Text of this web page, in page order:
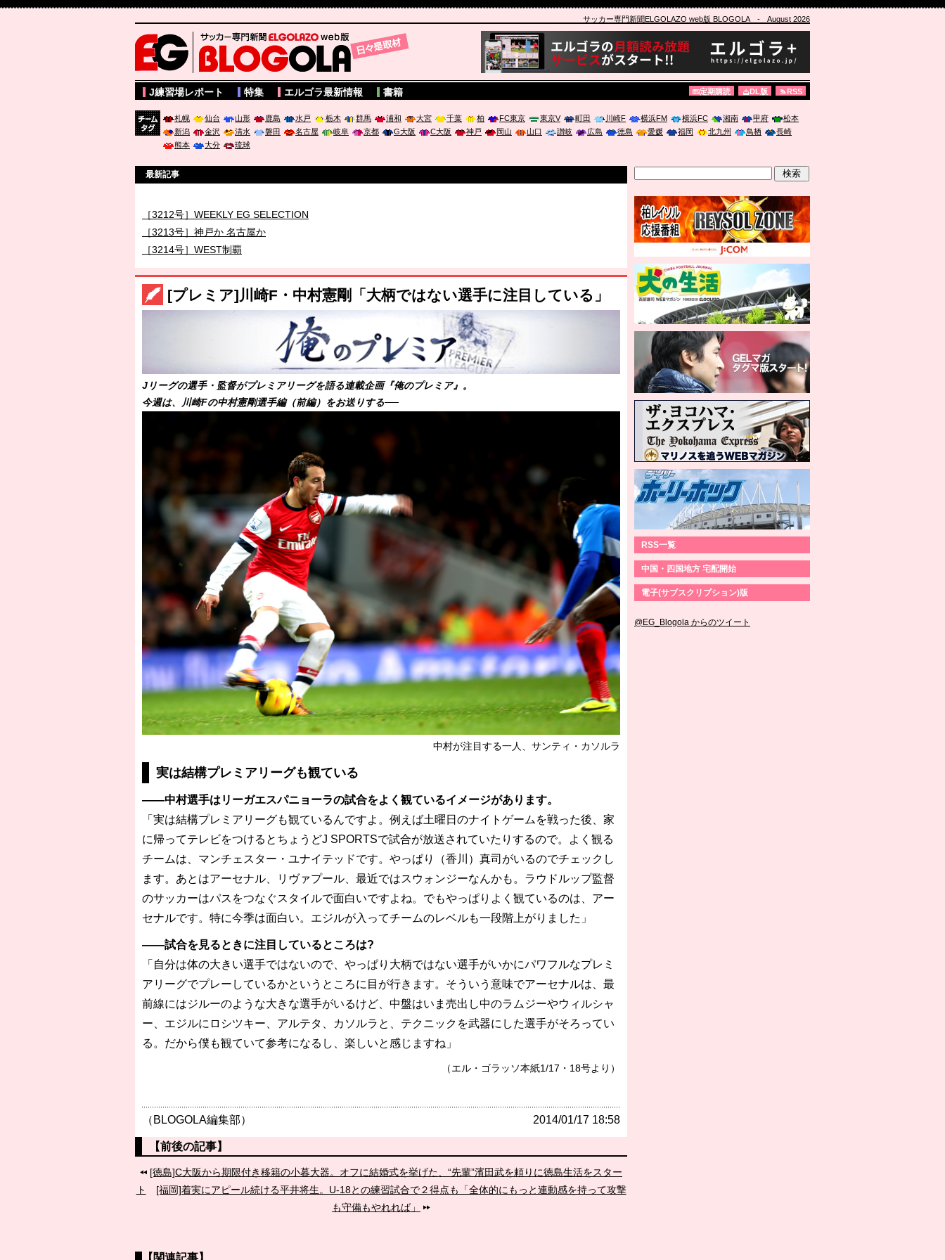
サッカー専門新聞ELGOLAZO web版 BLOGOLA- August 2026
サッカー専門新聞ELGOLAZO web版 BLOGOLA
J練習場レポート 特集 エルゴラ最新情報 書籍 定期購読 DL版 RSS
札幌 仙台 山形 鹿島 水戸 栃木 群馬 浦和 大宮 千葉 柏 FC東京 東京V 町田 川崎F 横浜FM 横浜FC 湘南 甲府
松本
新潟
金沢 清水 磐田 名古屋 岐阜 京都 G大阪 C大阪 神戸 岡山 山口 讃岐 広島 徳島 愛媛 福岡 北九州 鳥栖
長崎
熊本
大分 琉球
最新記事
［3212号］WEEKLY EG SELECTION
［3213号］神戸か 名古屋か
［3214号］WEST制覇
［3215号］WEEKLY EG SELECTION
［3216号］行く末占うラストワン
［3217号］最高の景色へ出国
［3218号］WEEKLY EG SELECTION
［3219号］特別な覇者へ 大逆転か連破か
［3220号］伝説の王者、黄金のシャーレ
[プレミア]川崎F・中村憲剛「大柄ではない選手に注目している」
Jリーグの選手・監督がプレミアリーグを語る連載企画『俺のプレミア』。
今週は、川崎Fの中村憲剛選手編（前編）をお送りする──
中村が注目する一人、サンティ・カソルラ
実は結構プレミアリーグも観ている
——中村選手はリーガエスパニョーラの試合をよく観ているイメージがあります。
「実は結構プレミアリーグも観ているんですよ。例えば土曜日のナイトゲームを戦った後、家
に帰ってテレビをつけるとちょうどJ SPORTSで試合が放送されていたりするので。よく観る
チームは、マンチェスター・ユナイテッドです。やっぱり（香川）真司がいるのでチェックし
ます。あとはアーセナル、リヴァプール、最近ではスウォンジーなんかも。ラウドルップ監督
のサッカーはパスをつなぐスタイルで面白いですよね。でもやっぱりよく観ているのは、アー
セナルです。特に今季は面白い。エジルが入ってチームのレベルも一段階上がりました」
——試合を見るときに注目しているところは?
「自分は体の大きい選手ではないので、やっぱり大柄ではない選手がいかにパワフルなプレミ
アリーグでプレーしているかというところに目が行きます。そういう意味でアーセナルは、最
前線にはジルーのような大きな選手がいるけど、中盤はいま売出し中のラムジーやウィルシャ
ー、エジルにロシツキー、アルテタ、カソルラと、テクニックを武器にした選手がそろってい
る。だから僕も観ていて参考になるし、楽しいと感じますね」
（エル・ゴラッソ本紙1/17・18号より）
（BLOGOLA編集部） 2014/01/17 18:58
【前後の記事】
[徳島]C大阪から期限付き移籍の小暮大器。オフに結婚式を挙げた、“先輩”濱田武を頼りに徳島生活をスター
ト
[福岡]着実にアピール続ける平井将生。U-18との練習試合で２得点も「全体的にもっと連動感を持って攻撃
も守備もやれれば」
【関連記事】
RSS一覧
中国・四国地方 宅配開始
電子(サブスクリプション)版
@EG_Blogola からのツイート